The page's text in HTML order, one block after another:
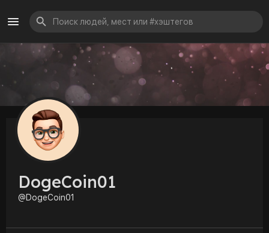
DogeCoin01
@DogeCoin01